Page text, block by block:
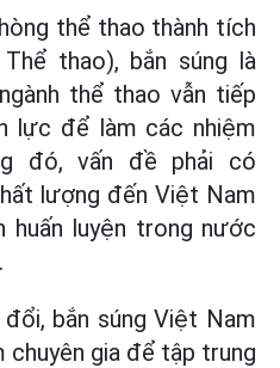
thể thao thành tích
thao), bắn súng là
thể thao vẫn tiếp
lực để làm các nhiệm
đó, vấn đề phải có
lượng đến Việt Nam
huấn luyện trong nước
bắn súng Việt Nam
gia để tập trung